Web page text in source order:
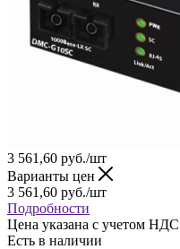
3 561,60 руб./шт
Варианты цен
3 561,60 руб./шт
Подробности
Цена указана с учетом
Есть в наличии